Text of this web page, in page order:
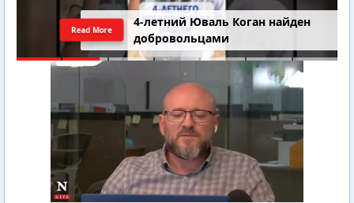
4-летний Юваль Коган найден
добровольцами
Read More